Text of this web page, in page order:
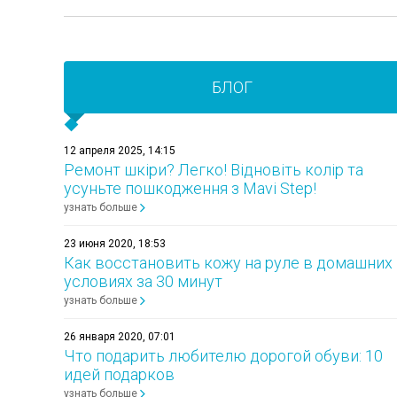
БЛОГ
12 апреля 2025, 14:15
Ремонт шкіри? Легко! Відновіть колір та
усуньте пошкодження з Mavi Step!
узнать больше
23 июня 2020, 18:53
Как восстановить кожу на руле в домашних
условиях за 30 минут
узнать больше
26 января 2020, 07:01
Что подарить любителю дорогой обуви: 10
идей подарков
узнать больше